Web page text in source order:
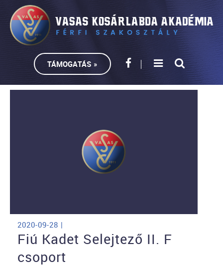
TÁMOGATÁS »
2020-09-28 |
Fiú Kadet Selejtező II. F
csoport